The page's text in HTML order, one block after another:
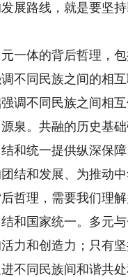
展路线，就是要坚
体的背后哲理，包
不同民族之间的相
调不同民族之间相
泉。共融的历史基
和统一提供纵深保
结和发展、为推动
哲理，需要我们理
和国家统一。多元
力和创造力；只有
不同民族间和谐共处